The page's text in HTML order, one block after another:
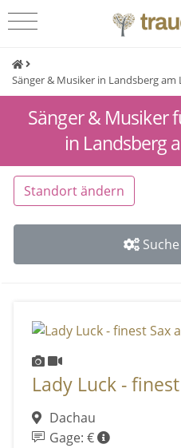
Sänger & Musiker in Landsberg
Sänger & Musiker
in Landsberg
Standort ändern
Lady Luck -
Dachau
Gage: €